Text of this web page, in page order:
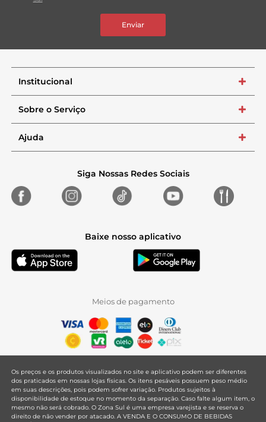
Enviar
Institucional +
Sobre o Serviço +
Ajuda +
Siga Nossas Redes Sociais
Baixe nosso aplicativo
Meios de pagamento
Os preços e os produtos visualizados no site e aplicativo podem ser diferentes
dos praticados em nossas lojas físicas. Os itens pesáveis possuem peso médio
em suas descrições, pois podem sofrer variação. Produtos sujeitos à
disponibilidade de estoque no momento da separação. Caso falte algum item, o
mesmo não será cobrado. O Zona Sul é uma empresa varejista e se reserva o
direito de não vender por atacado. A VENDA E O CONSUMO DE BEBIDAS